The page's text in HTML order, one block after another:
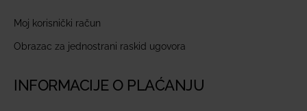
Moj korisnički račun
Obrazac za jednostrani raskid ugovora
INFORMACIJE O PLAĆANJU